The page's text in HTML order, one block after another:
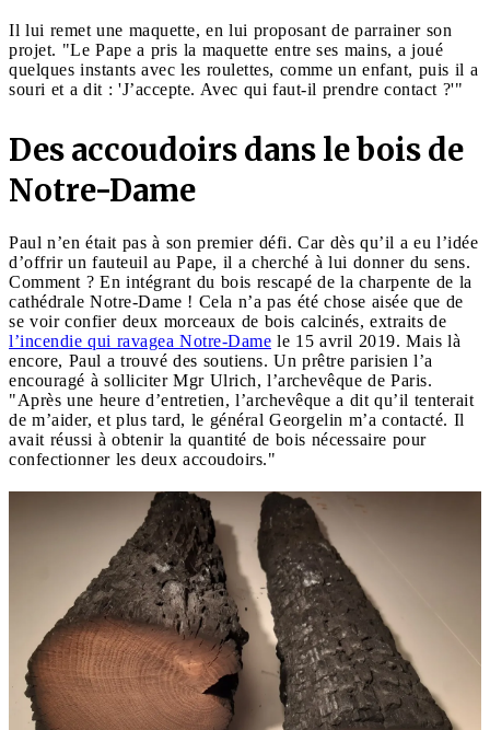
Il lui remet une maquette, en lui proposant de parrainer son
projet. "Le Pape a pris la maquette entre ses mains, a joué
quelques instants avec les roulettes, comme un enfant, puis il a
souri et a dit : 'J’accepte. Avec qui faut-il prendre contact ?'"
Des accoudoirs dans le bois de
Notre-Dame
Paul n’en était pas à son premier défi. Car dès qu’il a eu l’idée
d’offrir un fauteuil au Pape, il a cherché à lui donner du sens.
Comment ? En intégrant du bois rescapé de la charpente de la
cathédrale Notre-Dame ! Cela n’a pas été chose aisée que de
se voir confier deux morceaux de bois calcinés, extraits de
l’incendie qui ravagea Notre-Dame le 15 avril 2019. Mais là
encore, Paul a trouvé des soutiens. Un prêtre parisien l’a
encouragé à solliciter Mgr Ulrich, l’archevêque de Paris.
"Après une heure d’entretien, l’archevêque a dit qu’il tenterait
de m’aider, et plus tard, le général Georgelin m’a contacté. Il
avait réussi à obtenir la quantité de bois nécessaire pour
confectionner les deux accoudoirs."